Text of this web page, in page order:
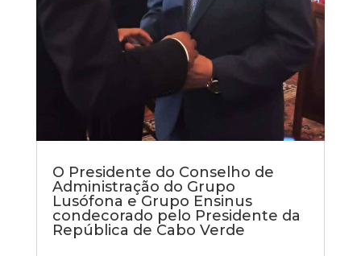
O Presidente do Conselho de
Administração do Grupo
Lusófona e Grupo Ensinus
condecorado pelo Presidente da
República de Cabo Verde